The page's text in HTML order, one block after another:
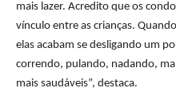
mais lazer. Acredito que os
vínculo entre as crianças.
elas acabam se desligando um
correndo, pulando, nadando,
mais saudáveis”, destaca.